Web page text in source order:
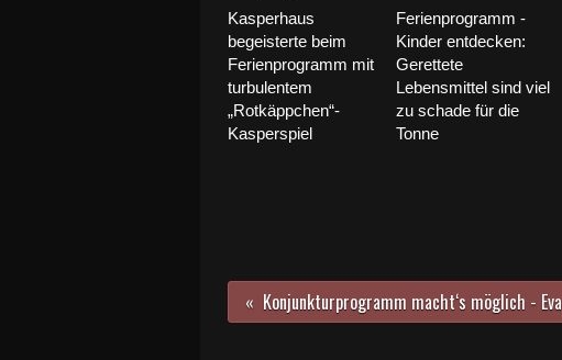
Kasperhaus
begeisterte beim
Ferienprogramm mit
turbulentem
„Rotkäppchen“-
Kasperspiel
Ferienprogramm -
Kinder entdecken:
Gerettete
Lebensmittel sind viel
zu schade für die
Tonne